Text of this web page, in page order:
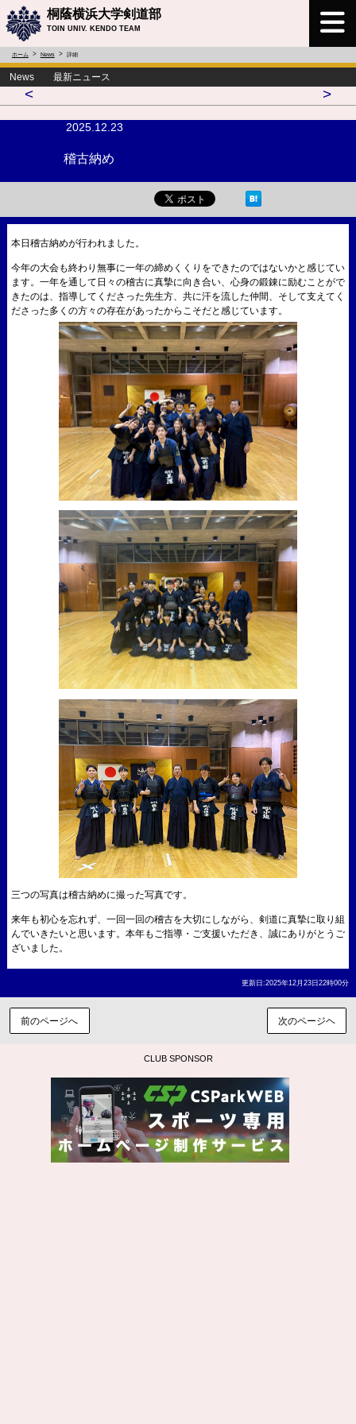
桐蔭横浜大学剣道部
TOIN UNIV. KENDO TEAM
ホーム News 詳細
News 最新ニュース
< >
2025.12.23
稽古納め
本日稽古納めが行われました。
今年の大会も終わり無事に一年の締めくくりをできたのではないかと感じてい
ます。一年を通して日々の稽古に真摯に向き合い、心身の鍛錬に励むことがで
きたのは、指導してくださった先生方、共に汗を流した仲間、そして支えてく
ださった多くの方々の存在があったからこそだと感じています。
三つの写真は稽古納めに撮った写真です。
来年も初心を忘れず、一回一回の稽古を大切にしながら、剣道に真摯に取り組
んでいきたいと思います。本年もご指導・ご支援いただき、誠にありがとうご
ざいました。
更新日:2025年12月23日22時00分
前のページへ 次のページヘ
CLUB SPONSOR